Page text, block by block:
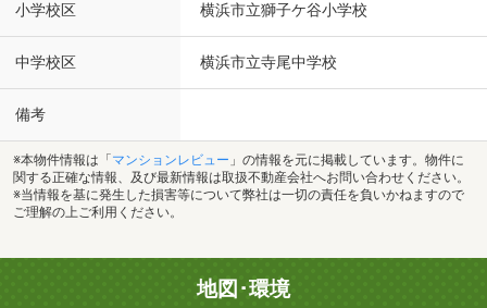
小学校区 横浜市立獅子ケ谷小学校
中学校区 横浜市立寺尾中学校
備考
※本物件情報は「 マンションレビュー 」の情報を元に掲載しています。物件に
関する正確な情報、及び最新情報は取扱不動産会社へお問い合わせください。
※当情報を基に発生した損害等について弊社は一切の責任を負いかねますので
ご理解の上ご利用ください。
地図･環境